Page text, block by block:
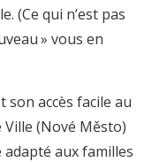
(Ce qui n’est pas
» vous en
son accès facile au
(Nové Město)
aux familles